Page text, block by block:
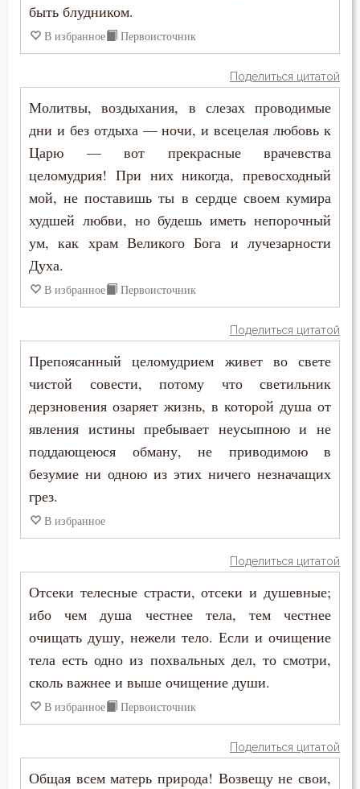
Благочестие
Ближний
Бог
Богатство
Богопознание
Богородица
Богоугождение
Болезнь
Будущее
Ведение
Вечные муки
Воздержание
Воскресение Христово
Воспитание
Высокомерие
Ефрем Сирин
Иоанн Златоуст
Иоанн Кассиан Римлянин
Иоанн Лествичник
Иосиф Оптинский (Литовкин)
Исаак Сирин Ниневийский
Исидор Пелусиот
Лев Оптинский (Наголкин)
Максим Грек
Нил Синайский
Нил Сорский
Петр Дамаскин
Симеон Новый Богослов
Феогност
Феодор Эдесский
быть блудником.
В избранное Первоисточник
Поделиться цитатой
Молитвы, воздыхания, в слезах проводимые
дни и без отдыха — ночи, и всецелая любовь к
Царю — вот прекрасные врачевства
целомудрия! При них никогда, превосходный
мой, не поставишь ты в сердце своем кумира
худшей любви, но будешь иметь непорочный
ум, как храм Великого Бога и лучезарности
Духа.
В избранное Первоисточник
Поделиться цитатой
Препоясанный целомудрием живет во свете
чистой совести, потому что светильник
дерзновения озаряет жизнь, в которой душа от
явления истины пребывает неусыпною и не
поддающеюся обману, не приводимою в
безумие ни одною из этих ничего незначащих
грез.
В избранное
Поделиться цитатой
Отсеки телесные страсти, отсеки и душевные;
ибо чем душа честнее тела, тем честнее
очищать душу, нежели тело. Если и очищение
тела есть одно из похвальных дел, то смотри,
сколь важнее и выше очищение души.
В избранное Первоисточник
Поделиться цитатой
Общая всем матерь природа! Возвещу не свои,